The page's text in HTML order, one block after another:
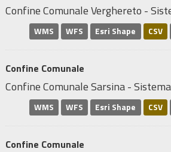
Confine Comunale Verghereto -
WMS WFS Esri Shape CSV
Confine Comunale
Confine Comunale Sarsina -
WMS WFS Esri Shape CSV
Confine Comunale